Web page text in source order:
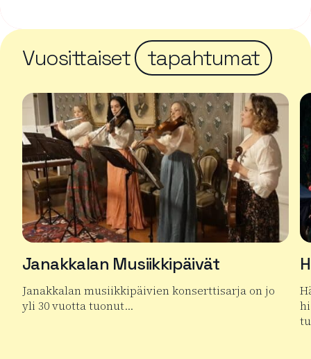
Vuosittaiset tapahtumat
Janakkalan Musiikkipäivät
Janakkalan musiikkipäivien konserttisarja on jo
yli 30 vuotta tuonut…